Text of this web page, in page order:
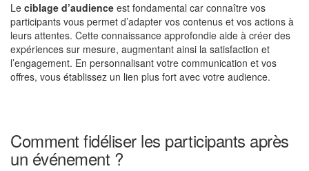
Le ciblage d’audience est fondamental car connaître vos
participants vous permet d’adapter vos contenus et vos actions à
leurs attentes. Cette connaissance approfondie aide à créer des
expériences sur mesure, augmentant ainsi la satisfaction et
l’engagement. En personnalisant votre communication et vos
offres, vous établissez un lien plus fort avec votre audience.
Comment fidéliser les participants après
un événement ?